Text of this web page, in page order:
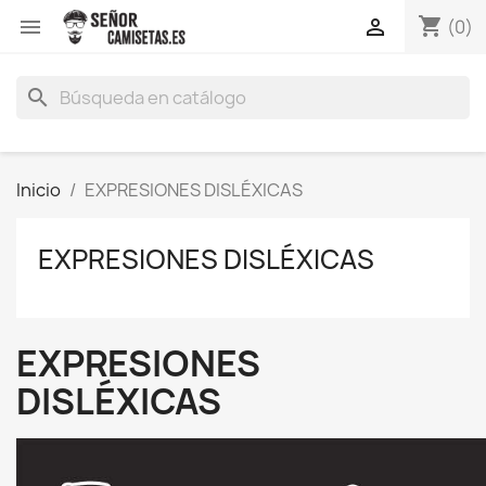
 shopping_cart (0)

search
Inicio EXPRESIONES DISLÉXICAS
EXPRESIONES DISLÉXICAS
EXPRESIONES
DISLÉXICAS